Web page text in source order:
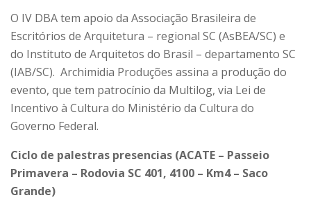
O IV DBA tem apoio da Associação Brasileira de
Escritórios de Arquitetura – regional SC (AsBEA/SC) e
do Instituto de Arquitetos do Brasil – departamento SC
(IAB/SC). Archimidia Produções assina a produção do
evento, que tem patrocínio da Multilog, via Lei de
Incentivo à Cultura do Ministério da Cultura do
Governo Federal.
Ciclo de palestras presencias (ACATE – Passeio
Primavera – Rodovia SC 401, 4100 – Km4 – Saco
Grande)